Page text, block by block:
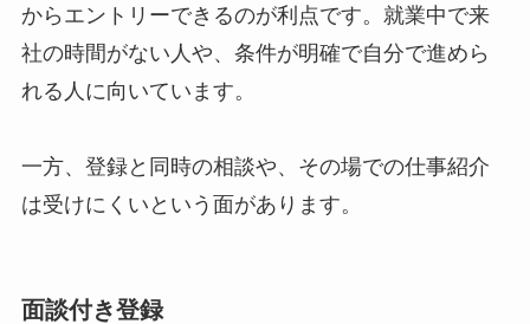
からエントリーできるのが利点です。就業中で来
社の時間がない人や、条件が明確で自分で進めら
れる人に向いています。
一方、登録と同時の相談や、その場での仕事紹介
は受けにくいという面があります。
面談付き登録